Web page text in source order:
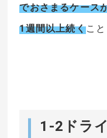
でおさまるケース
1週間以上続くこと
1-2ドラ